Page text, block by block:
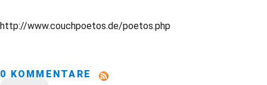
http://www.couchpoetos.de/poetos.php
0 KOMMENTARE